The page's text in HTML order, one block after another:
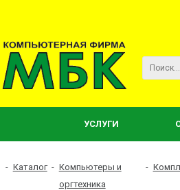
УСЛУГИ
- Каталог - Компьютеры и
оргтехника
-